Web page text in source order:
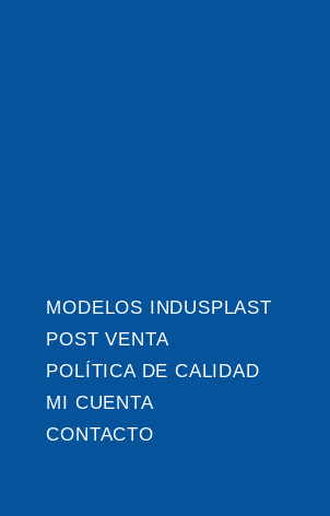
MODELOS INDUSPLAST
POST VENTA
POLÍTICA DE CALIDAD
MI CUENTA
CONTACTO